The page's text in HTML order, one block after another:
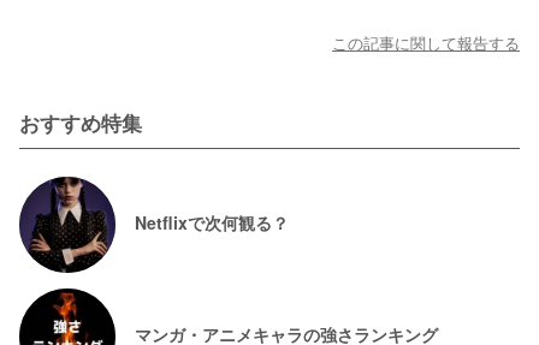
この記事に関して報告する
おすすめ特集
Netflixで次何観る？
マンガ・アニメキャラの強さランキング